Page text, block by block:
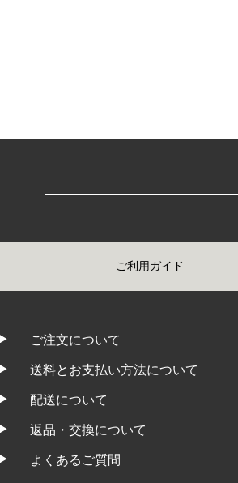
ご利用ガイド
ご注文について
送料とお支払い方法について
配送について
返品・交換について
よくあるご質問